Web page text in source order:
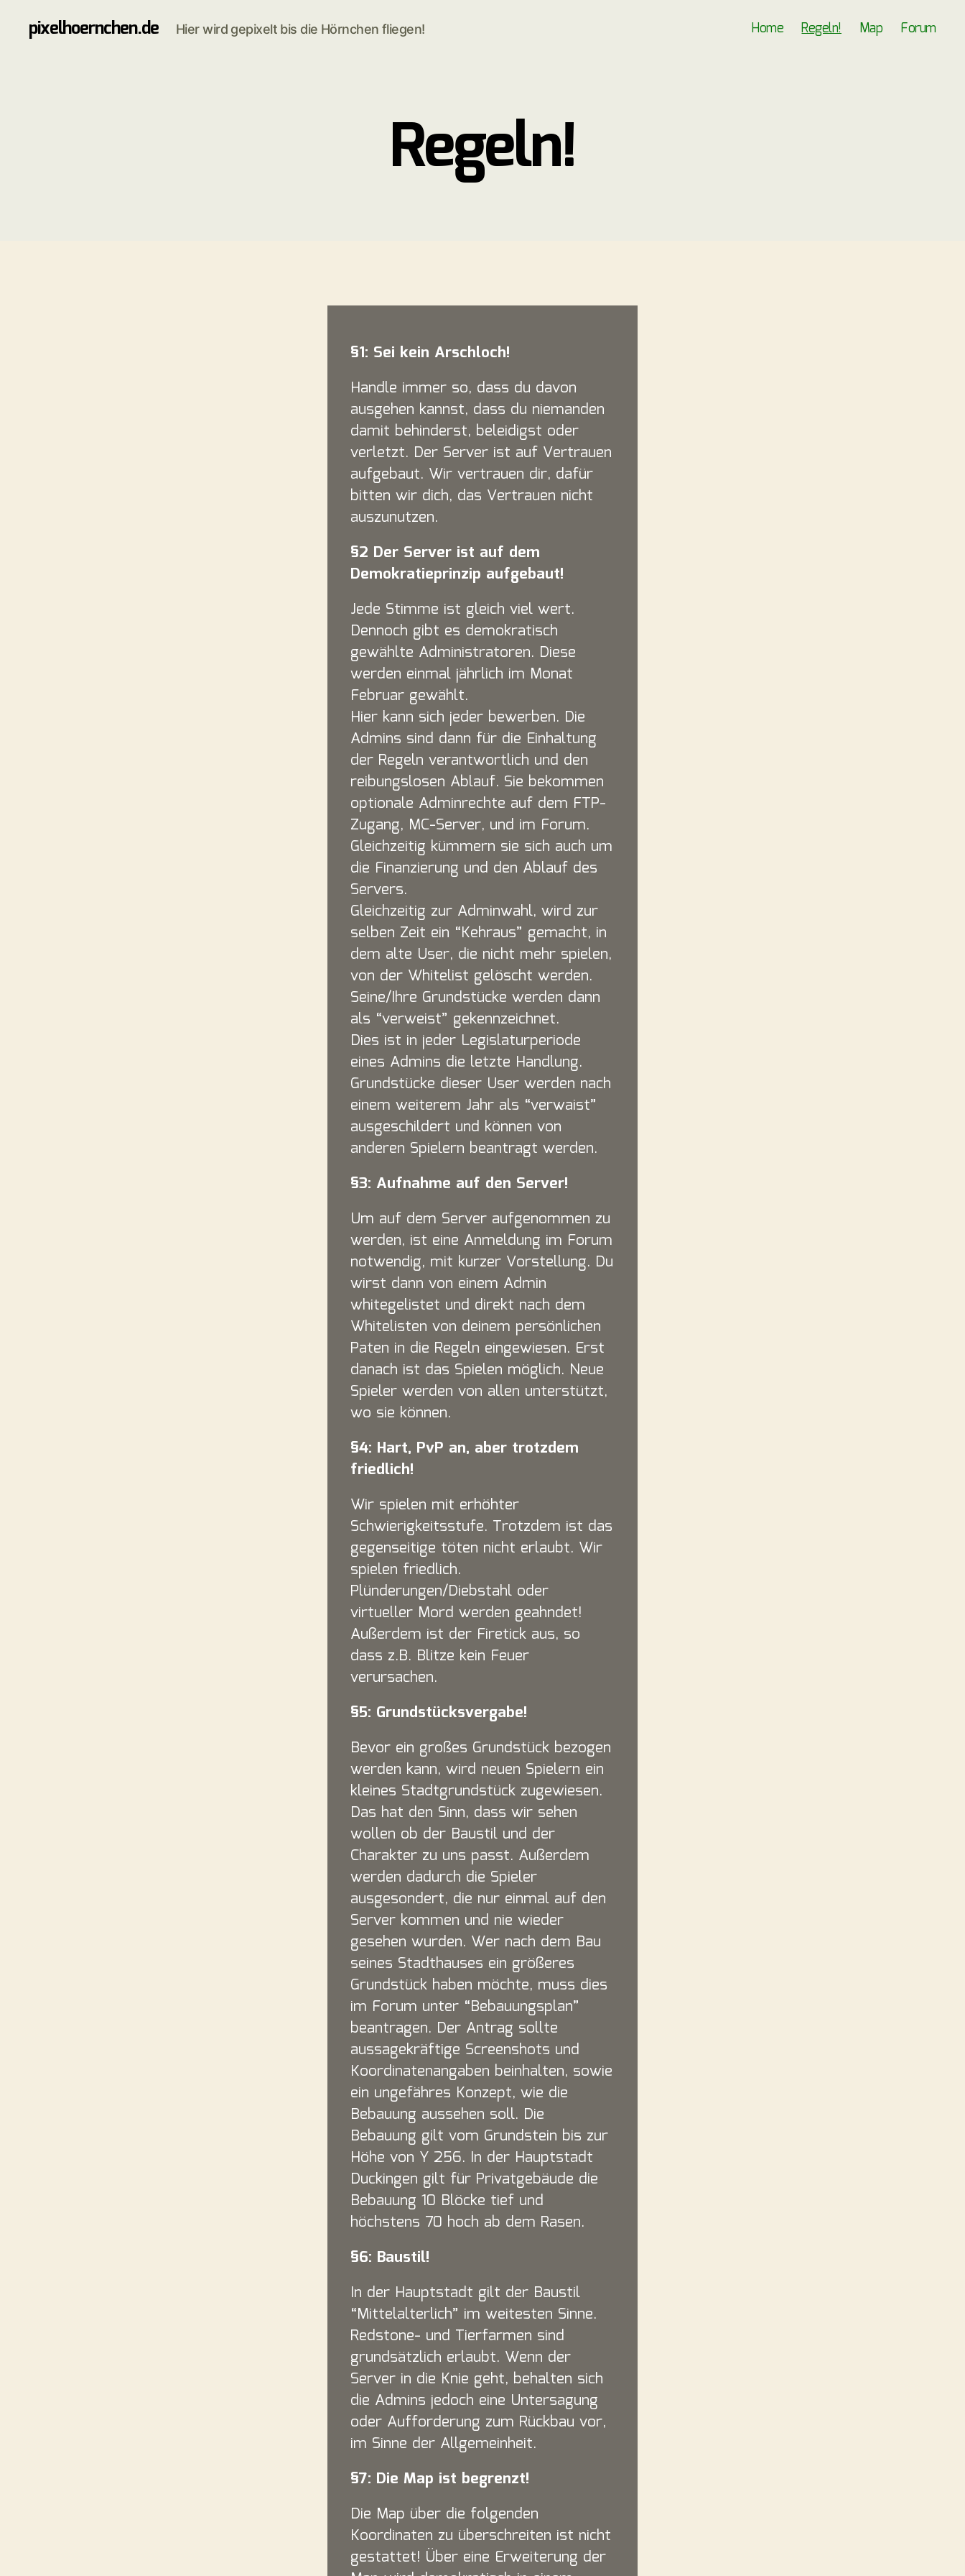
pixelhoernchen.de Hier wird gepixelt bis die Hörnchen fliegen! Home Regeln! Map Forum
Regeln!
§1: Sei kein Arschloch!
Handle immer so, dass du davon
ausgehen kannst, dass du niemanden
damit behinderst, beleidigst oder
verletzt. Der Server ist auf Vertrauen
aufgebaut. Wir vertrauen dir, dafür
bitten wir dich, das Vertrauen nicht
auszunutzen.
§2 Der Server ist auf dem
Demokratieprinzip aufgebaut!
Jede Stimme ist gleich viel wert.
Dennoch gibt es demokratisch
gewählte Administratoren. Diese
werden einmal jährlich im Monat
Februar gewählt.
Hier kann sich jeder bewerben. Die
Admins sind dann für die Einhaltung
der Regeln verantwortlich und den
reibungslosen Ablauf. Sie bekommen
optionale Adminrechte auf dem FTP-
Zugang, MC-Server, und im Forum.
Gleichzeitig kümmern sie sich auch um
die Finanzierung und den Ablauf des
Servers.
Gleichzeitig zur Adminwahl, wird zur
selben Zeit ein “Kehraus” gemacht, in
dem alte User, die nicht mehr spielen,
von der Whitelist gelöscht werden.
Seine/Ihre Grundstücke werden dann
als “verweist” gekennzeichnet.
Dies ist in jeder Legislaturperiode
eines Admins die letzte Handlung.
Grundstücke dieser User werden nach
einem weiterem Jahr als “verwaist”
ausgeschildert und können von
anderen Spielern beantragt werden.
§3: Aufnahme auf den Server!
Um auf dem Server aufgenommen zu
werden, ist eine Anmeldung im Forum
notwendig, mit kurzer Vorstellung. Du
wirst dann von einem Admin
whitegelistet und direkt nach dem
Whitelisten von deinem persönlichen
Paten in die Regeln eingewiesen. Erst
danach ist das Spielen möglich. Neue
Spieler werden von allen unterstützt,
wo sie können.
§4: Hart, PvP an, aber trotzdem
friedlich!
Wir spielen mit erhöhter
Schwierigkeitsstufe. Trotzdem ist das
gegenseitige töten nicht erlaubt. Wir
spielen friedlich.
Plünderungen/Diebstahl oder
virtueller Mord werden geahndet!
Außerdem ist der Firetick aus, so
dass z.B. Blitze kein Feuer
verursachen.
§5: Grundstücksvergabe!
Bevor ein großes Grundstück bezogen
werden kann, wird neuen Spielern ein
kleines Stadtgrundstück zugewiesen.
Das hat den Sinn, dass wir sehen
wollen ob der Baustil und der
Charakter zu uns passt. Außerdem
werden dadurch die Spieler
ausgesondert, die nur einmal auf den
Server kommen und nie wieder
gesehen wurden. Wer nach dem Bau
seines Stadthauses ein größeres
Grundstück haben möchte, muss dies
im Forum unter “Bebauungsplan”
beantragen. Der Antrag sollte
aussagekräftige Screenshots und
Koordinatenangaben beinhalten, sowie
ein ungefähres Konzept, wie die
Bebauung aussehen soll. Die
Bebauung gilt vom Grundstein bis zur
Höhe von Y 256. In der Hauptstadt
Duckingen gilt für Privatgebäude die
Bebauung 10 Blöcke tief und
höchstens 70 hoch ab dem Rasen.
§6: Baustil!
In der Hauptstadt gilt der Baustil
“Mittelalterlich” im weitesten Sinne.
Redstone- und Tierfarmen sind
grundsätzlich erlaubt. Wenn der
Server in die Knie geht, behalten sich
die Admins jedoch eine Untersagung
oder Aufforderung zum Rückbau vor,
im Sinne der Allgemeinheit.
§7: Die Map ist begrenzt!
Die Map über die folgenden
Koordinaten zu überschreiten ist nicht
gestattet! Über eine Erweiterung der